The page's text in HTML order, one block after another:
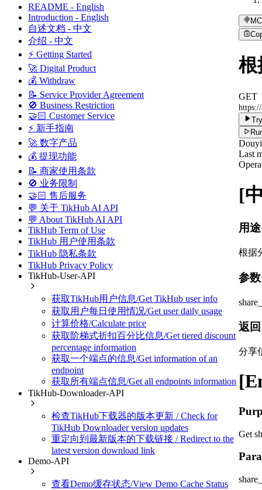
README - English
Introduction - English
自述文档 - 中文
介绍 - 中文
⚡ Getting Started
🚀 Digital Product
💰 Withdraw
📝 Service Provider Agreement
🚫 Business Restriction
🤝🏻 Customer Service
⚡ 新手指南
🚀 数字产品
💰 提现功能
📝 商家使用条款
🚫 业务限制
🤝🏻 售后服务
💬 关于 TikHub AI API
💬 About TikHub AI API
TikHub Term of Use
TikHub 用户使用条款
TikHub 隐私条款
TikHub Privacy Policy
TikHub-User-API
获取TikHub用户信息/Get TikHub user info
获取用户每日使用情况/Get user daily usage
计算价格/Calculate price
获取阶梯式折扣百分比信息/Get tiered discount
percentage information
获取一个端点的信息/Get information of an
endpoint
获取所有端点信息/Get all endpoints information
TikHub-Downloader-API
检查TikHub下载器的版本更新 / Check for
TikHub Downloader version updates
重定向到最新版本的下载链接 / Redirect to the
latest version download link
Demo-API
查看Demo缓存状态/View Demo Cache Status
根
GET
Last
[
用
根据
参
返
分享
Get